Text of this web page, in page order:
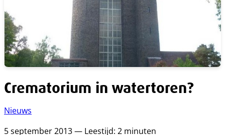
Crematorium in watertoren?
Nieuws
5 september 2013 — Leestijd: 2 minuten